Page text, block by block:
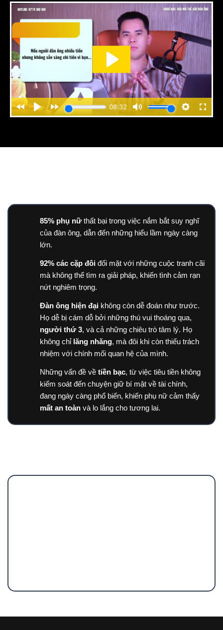
85% phụ nữthất bại trong việc nắm bắt suy nghĩ
của đàn ông, dẫn đến những hiểu lầm ngày càng
lớn.
92% các cặp đôiđối mặt với những cuộc tranh cãi
mà không thể tìm ra giải pháp, khiến tình cảm rạn
nứt nghiêm trọng.
Đàn ông hiện đại không còn dễ đoán như trước.
Họ dễ bị cám dỗ bởi những thú vui thoáng qua,
người thứ 3, và cả những chiêu trò tâm lý. Họ
không chỉ lăng nhăng, mà đôi khi còn thiếu trách
nhiệm với chính mối quan hệ của mình.
Những vấn đề về tiền bạc, từ việc tiêu tiền không
kiểm soát đến chuyện giữ bí mật về tài chính,
đang ngày càng phổ biến, khiến phụ nữ cảm thấy
mất an toànvà lo lắng cho tương lai.